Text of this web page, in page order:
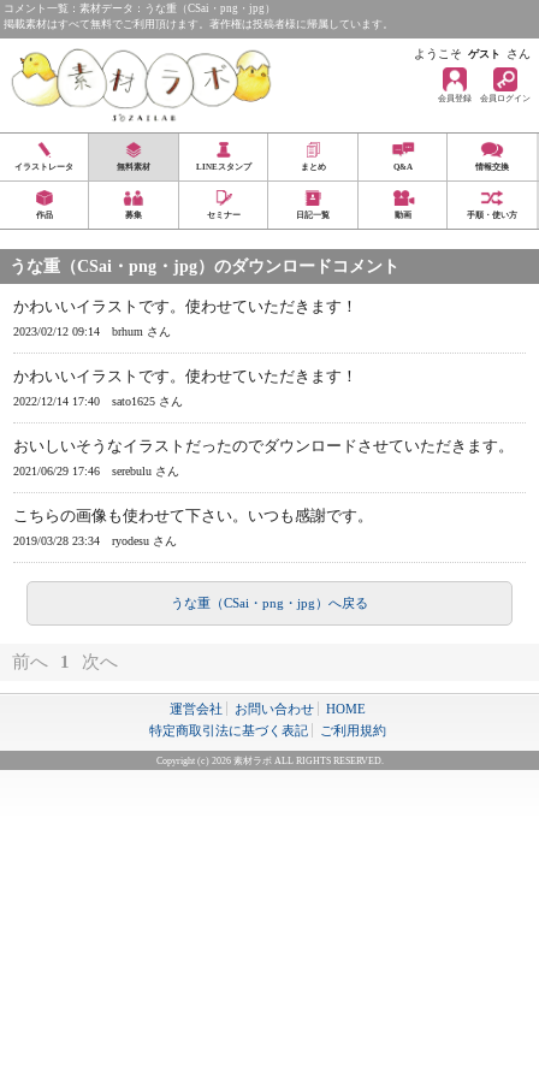
コメント一覧：素材データ：うな重（CSai・png・jpg）
掲載素材はすべて無料でご利用頂けます。著作権は投稿者様に帰属しています。
ようこそ ゲスト さん
会員登録 会員ログイン
イラストレータ 無料素材 LINEスタンプ まとめ Q&A 情報交換
作品 募集 セミナー 日記一覧 動画 手順・使い方
うな重（CSai・png・jpg）のダウンロードコメント
かわいいイラストです。使わせていただきます！
2023/02/12 09:14 brhum さん
かわいいイラストです。使わせていただきます！
2022/12/14 17:40 sato1625 さん
おいしいそうなイラストだったのでダウンロードさせていただきます。
2021/06/29 17:46 serebulu さん
こちらの画像も使わせて下さい。いつも感謝です。
2019/03/28 23:34 ryodesu さん
うな重（CSai・png・jpg）へ戻る
前へ 1 次へ
運営会社 お問い合わせ
HOME
特定商取引法に基づく表記
ご利用規約
Copyright (c) 2026 素材ラボ ALL RIGHTS RESERVED.